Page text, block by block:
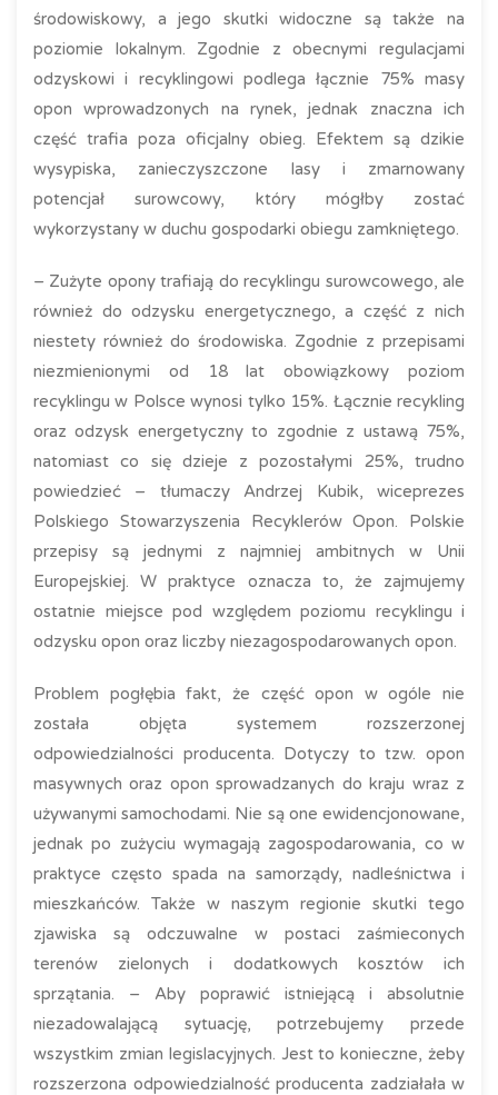
środowiskowy, a jego skutki widoczne są także na
poziomie lokalnym. Zgodnie z obecnymi regulacjami
odzyskowi i recyklingowi podlega łącznie 75% masy
opon wprowadzonych na rynek, jednak znaczna ich
część trafia poza oficjalny obieg. Efektem są dzikie
wysypiska, zanieczyszczone lasy i zmarnowany
potencjał surowcowy, który mógłby zostać
wykorzystany w duchu gospodarki obiegu zamkniętego.
– Zużyte opony trafiają do recyklingu surowcowego, ale
również do odzysku energetycznego, a część z nich
niestety również do środowiska. Zgodnie z przepisami
niezmienionymi od 18 lat obowiązkowy poziom
recyklingu w Polsce wynosi tylko 15%. Łącznie recykling
oraz odzysk energetyczny to zgodnie z ustawą 75%,
natomiast co się dzieje z pozostałymi 25%, trudno
powiedzieć – tłumaczy Andrzej Kubik, wiceprezes
Polskiego Stowarzyszenia Recyklerów Opon. Polskie
przepisy są jednymi z najmniej ambitnych w Unii
Europejskiej. W praktyce oznacza to, że zajmujemy
ostatnie miejsce pod względem poziomu recyklingu i
odzysku opon oraz liczby niezagospodarowanych opon.
Problem pogłębia fakt, że część opon w ogóle nie
została objęta systemem rozszerzonej
odpowiedzialności producenta. Dotyczy to tzw. opon
masywnych oraz opon sprowadzanych do kraju wraz z
używanymi samochodami. Nie są one ewidencjonowane,
jednak po zużyciu wymagają zagospodarowania, co w
praktyce często spada na samorządy, nadleśnictwa i
mieszkańców. Także w naszym regionie skutki tego
zjawiska są odczuwalne w postaci zaśmieconych
terenów zielonych i dodatkowych kosztów ich
sprzątania. – Aby poprawić istniejącą i absolutnie
niezadowalającą sytuację, potrzebujemy przede
wszystkim zmian legislacyjnych. Jest to konieczne, żeby
rozszerzona odpowiedzialność producenta zadziałała w